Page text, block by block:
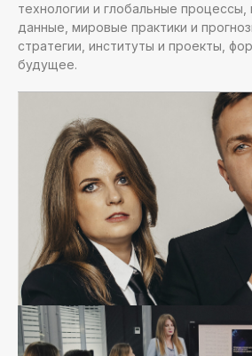
технологии и глобальные
данные, мировые практики и
стратегии, институты и проекты,
будущее.